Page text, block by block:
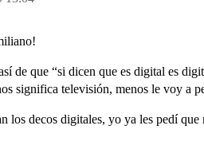
de que “si dicen que es digital es
significa televisión, menos le voy a
los decos digitales, yo ya les pedí